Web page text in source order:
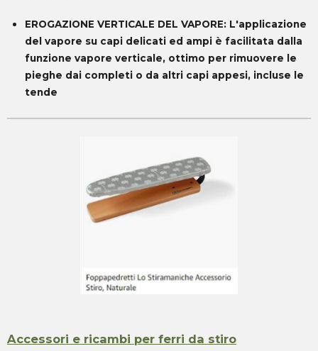
EROGAZIONE VERTICALE DEL VAPORE: L'applicazione
del vapore su capi delicati ed ampi è facilitata dalla
funzione vapore verticale, ottimo per rimuovere le
pieghe dai completi o da altri capi appesi, incluse le
tende
Accessori e ricambi per ferri da stiro